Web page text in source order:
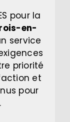
pour la
en-
service
priorité
et
pour